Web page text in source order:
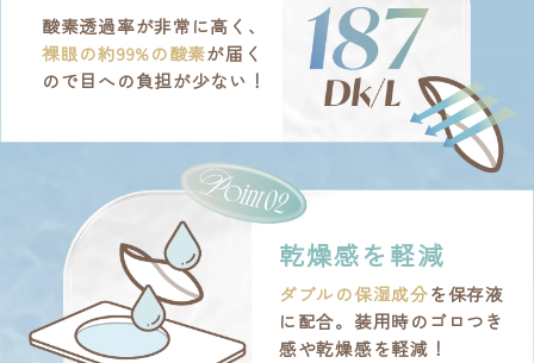
酸素透過率が非常に高く、
裸眼の約99%の酸素が届く
ので目への負担が少ない！
乾燥感を軽減
ダブルの保湿成分を保存液
に配合。装用時のゴロつき
感や乾燥感を軽減！